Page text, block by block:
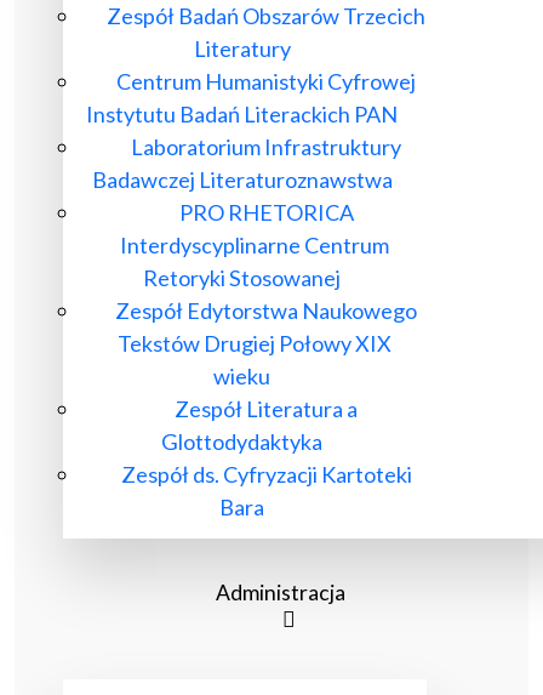
Zespół Badań Obszarów Trzecich
Literatury
Centrum Humanistyki Cyfrowej
Instytutu Badań Literackich PAN
Laboratorium Infrastruktury
Badawczej Literaturoznawstwa
PRO RHETORICA
Interdyscyplinarne Centrum
Retoryki Stosowanej
Zespół Edytorstwa Naukowego
Tekstów Drugiej Połowy XIX
wieku
Zespół Literatura a
Glottodydaktyka
Zespół ds. Cyfryzacji Kartoteki
Bara
Administracja